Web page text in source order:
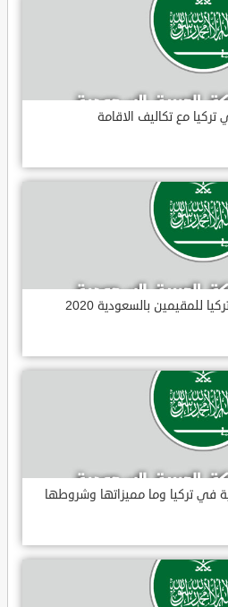
مع تكاليف الاقامة
للمقيمين بالسعودية 2020
في تركيا وما مميزاتها وشروطها